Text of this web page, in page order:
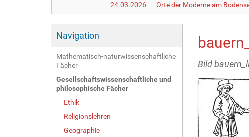
24.03.2026
Orte der Moderne am
Navigation
Mathematisch-naturwissenschaftliche
Fächer
Gesellschaftswissenschaftliche und
philosophische Fächer
Ethik
Religionslehren
Geographie
Bild